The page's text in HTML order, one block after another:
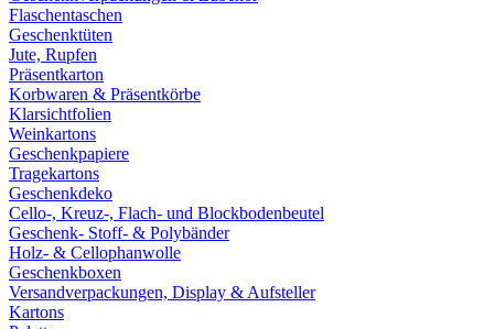
Flaschentaschen
Geschenktüten
Jute, Rupfen
Präsentkarton
Korbwaren & Präsentkörbe
Klarsichtfolien
Weinkartons
Geschenkpapiere
Tragekartons
Geschenkdeko
Cello-, Kreuz-, Flach- und Blockbodenbeutel
Geschenk- Stoff- & Polybänder
Holz- & Cellophanwolle
Geschenkboxen
Versandverpackungen, Display & Aufsteller
Kartons